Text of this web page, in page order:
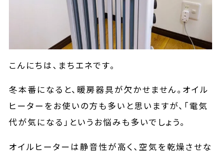
こんにちは、まちエネです。
冬本番になると、暖房器具が欠かせません。オイル
ヒーターをお使いの方も多いと思いますが、「電気
代が気になる」というお悩みも多いでしょう。
オイルヒーターは静音性が高く、空気を乾燥させな